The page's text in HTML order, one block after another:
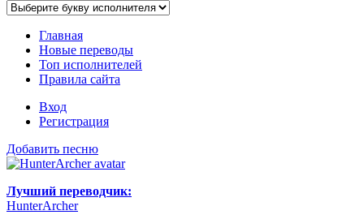
Главная
Новые переводы
Топ исполнителей
Правила сайта
Вход
Регистрация
Добавить песню
Лучший переводчик:
HunterArcher